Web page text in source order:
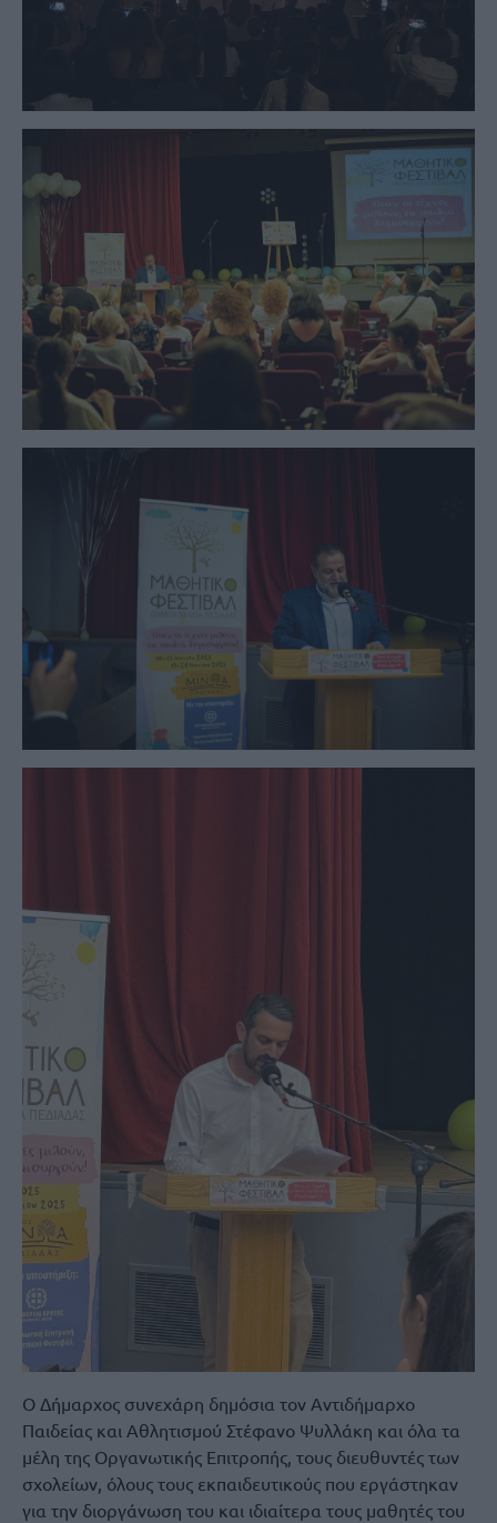
Ο Δήμαρχος συνεχάρη δημόσια τον Αντιδήμαρχο
Παιδείας και Αθλητισμού Στέφανο Ψυλλάκη και όλα τα
μέλη της Οργανωτικής Επιτροπής, τους διευθυντές των
σχολείων, όλους τους εκπαιδευτικούς που εργάστηκαν
για την διοργάνωση του και ιδιαίτερα τους μαθητές του